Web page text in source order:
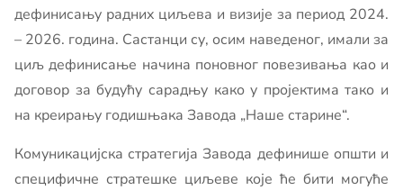
дефинисању радних циљева и визије за период 2024.
– 2026. година. Састанци су, осим наведеног, имали за
циљ дефинисање начина поновног повезивања као и
договор за будућу сарадњу како у пројектима тако и
на креирању годишњака Завода „Наше старине“.
Комуникацијска стратегија Завода дефинише општи и
специфичне стратешке циљеве које ће бити могуће